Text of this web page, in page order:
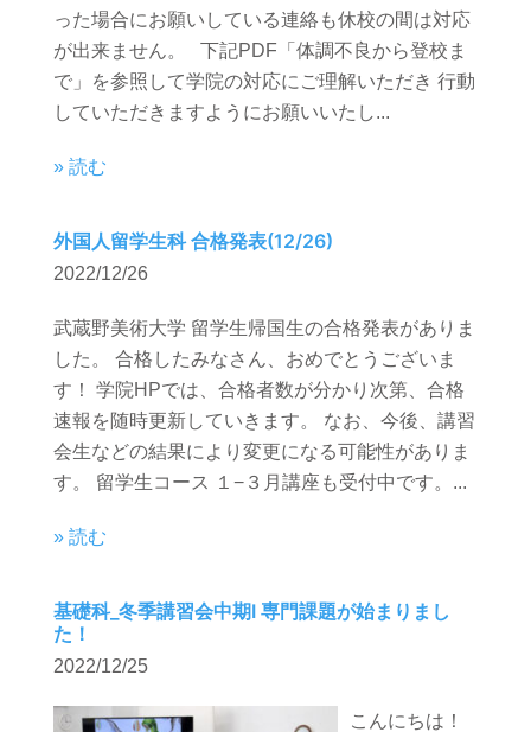
った場合にお願いしている連絡も休校の間は対応
が出来ません。 下記PDF「体調不良から登校ま
で」を参照して学院の対応にご理解いただき 行動
していただきますようにお願いいたし...
» 読む
外国人留学生科 合格発表(12/26)
2022/12/26
武蔵野美術大学 留学生帰国生の合格発表がありま
した。 合格したみなさん、おめでとうございま
す！ 学院HPでは、合格者数が分かり次第、合格
速報を随時更新していきます。 なお、今後、講習
会生などの結果により変更になる可能性がありま
す。 留学生コース １−３月講座も受付中です。...
» 読む
基礎科_冬季講習会中期I 専門課題が始まりまし
た！
2022/12/25
こんにちは！